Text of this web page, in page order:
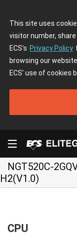
This site uses
visitor number,
ECS's Privacy Policy
browsing our
ECS' use of cookies
NGT520C-
H2(V1.0)
CPU